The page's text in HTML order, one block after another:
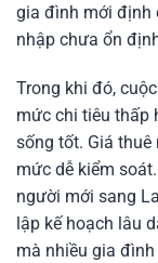
gia đình mới định
nhập chưa ổn
Trong khi đó,
mức chi tiêu thấp
sống tốt. Giá
mức dễ kiểm
người mới sang
lập kế hoạch lâu
mà nhiều gia